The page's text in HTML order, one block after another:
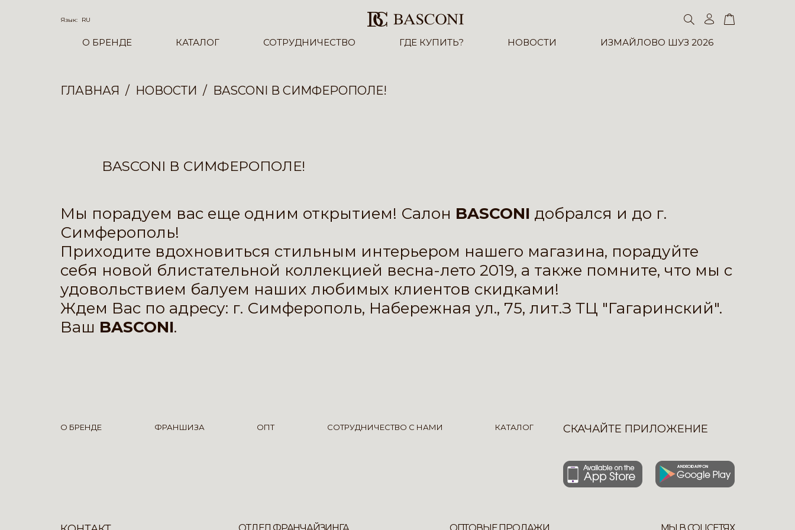
Язык: RU
О БРЕНДЕ КАТАЛОГ СОТРУДНИЧЕСТВО ГДЕ КУПИТЬ? НОВОСТИ ИЗМАЙЛОВО ШУЗ 2026
ГЛАВНАЯ НОВОСТИ BASCONI В СИМФЕРОПОЛЕ!
BASCONI В СИМФЕРОПОЛЕ!
Мы порадуем вас еще одним открытием! Салон BASCONI добрался и до г.
Симферополь!
Приходите вдохновиться стильным интерьером нашего магазина, порадуйте
себя новой блистательной коллекцией весна-лето 2019, а также помните, что мы с
удовольствием балуем наших любимых клиентов скидками!
Ждем Вас по адресу: г. Симферополь, Набережная ул., 75, лит.З ТЦ "Гагаринский".
Ваш BASCONI.
О БРЕНДЕ ФРАНШИЗА ОПТ СОТРУДНИЧЕСТВО С НАМИ КАТАЛОГ СКАЧАЙТЕ ПРИЛОЖЕНИЕ